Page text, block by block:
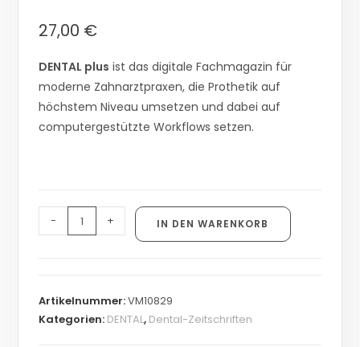
27,00 €
DENTAL plus ist das digitale Fachmagazin für
moderne Zahnarztpraxen, die Prothetik auf
höchstem Niveau umsetzen und dabei auf
computergestützte Workflows setzen.
- + IN DEN WARENKORB
Artikelnummer:VM10829
Kategorien: DENTAL, Dental-Zeitschriften